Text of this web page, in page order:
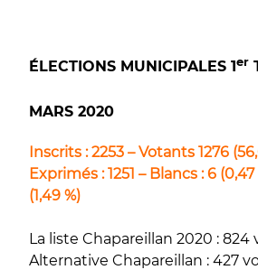
ÉLECTIONS MUNICIPALES 1er
MARS 2020
Inscrits : 2253 – Votants 1276
Exprimés : 1251 – Blancs : 6 (0,47
(1,49 %)
La liste Chapareillan 2020 : 824
Alternative Chapareillan : 427